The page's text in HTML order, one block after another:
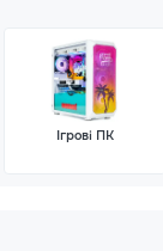
Ігрові ПК